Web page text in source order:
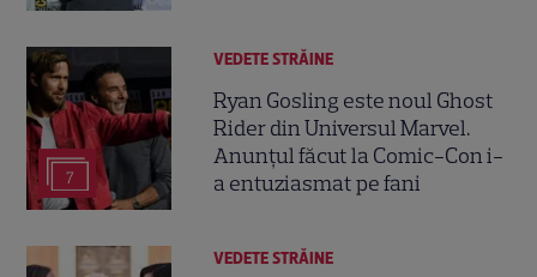
7
VEDETE STRĂINE
Ryan Gosling este noul Ghost
Rider din Universul Marvel.
Anunțul făcut la Comic-Con i-
a entuziasmat pe fani
VEDETE STRĂINE